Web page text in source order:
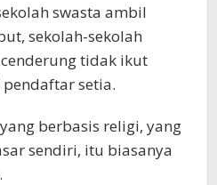
swasta ambil
sekolah-sekolah
tidak ikut
setia.
berbasis religi, yang
sendiri, itu biasanya